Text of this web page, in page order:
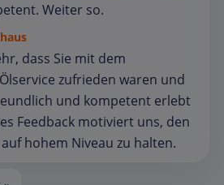
Weiter so.
dass Sie mit dem
zufrieden waren und
und kompetent erlebt
Feedback motiviert uns, den
hohem Niveau zu halten.